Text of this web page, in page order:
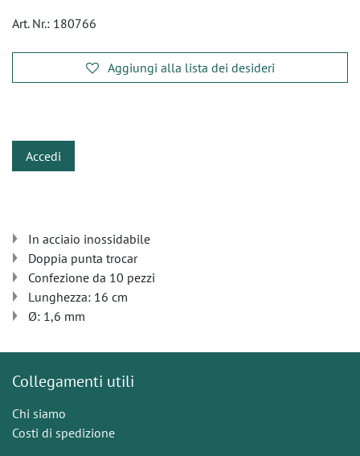
Art. Nr.: 180766
Aggiungi alla lista dei desideri
Accedi
In acciaio inossidabile
Doppia punta trocar
Confezione da 10 pezzi
Lunghezza: 16 cm
Ø: 1,6 mm
Collegamenti utili
Chi siamo
Costi di spedizione